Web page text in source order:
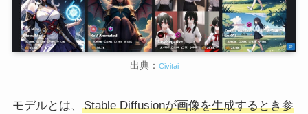
出典： Civitai
モデルとは、
Stable Diffusionが画像を生成するとき参